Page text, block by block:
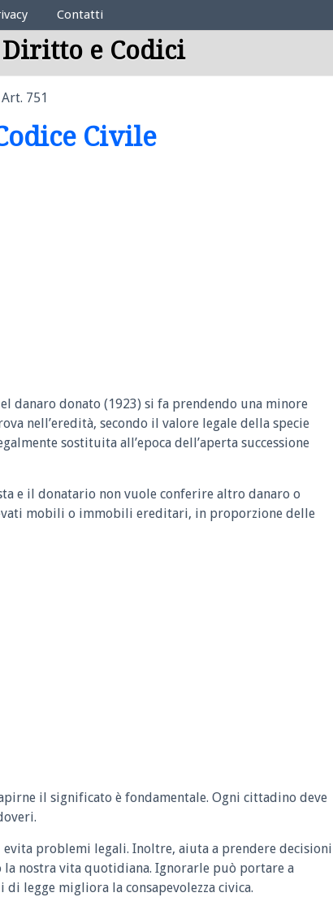
Contatti
Diritto e Codici
Art. 751
Civile
danaro donato (1923) si fa prendendo una minore
nell’eredità, secondo il valore legale della specie
sostituita all’epoca dell’aperta successione
e il donatario non vuole conferire altro danaro o
mobili o immobili ereditari, in proporzione delle
il significato è fondamentale. Ogni cittadino deve
evita problemi legali. Inoltre, aiuta a prendere decisioni
la nostra vita quotidiana. Ignorarle può portare a
legge migliora la consapevolezza civica.